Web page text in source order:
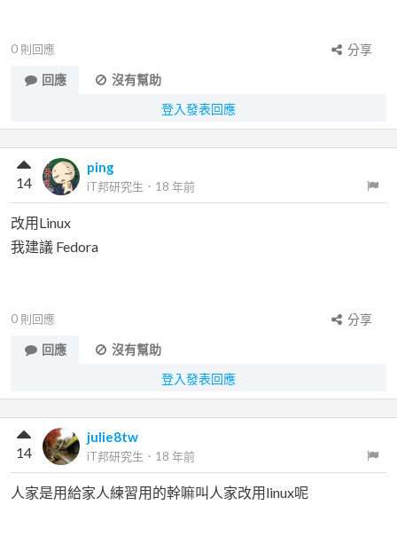
0 則回應
分享
回應
沒有幫助
登入發表回應
ping
iT邦研究生 ． 18 年前
14
改用Linux
我建議 Fedora
0 則回應
分享
回應
沒有幫助
登入發表回應
julie8tw
iT邦研究生 ． 18 年前
14
人家是用給家人練習用的幹嘛叫人家改用linux呢